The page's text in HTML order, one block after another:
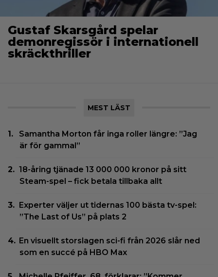
Gustaf Skarsgård spelar
demonregissör i internationell
skräckthriller
MEST LÄST
Samantha Morton får inga roller längre: ”Jag
är för gammal”
18-åring tjänade 13 000 000 kronor på sitt
Steam-spel – fick betala tillbaka allt
Experter väljer ut tidernas 100 bästa tv-spel:
”The Last of Us” på plats 2
En visuellt storslagen sci-fi från 2026 slår ned
som en succé på HBO Max